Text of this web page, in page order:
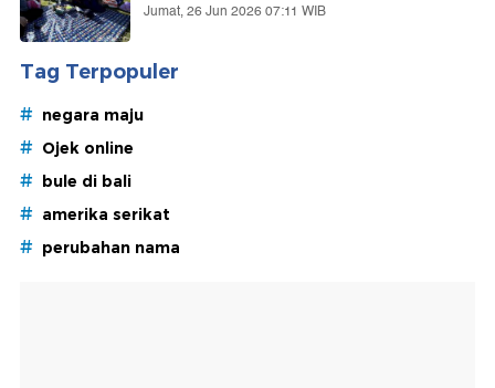
Jumat, 26 Jun 2026 07:11 WIB
Tag Terpopuler
# negara maju
# Ojek online
# bule di bali
# amerika serikat
# perubahan nama